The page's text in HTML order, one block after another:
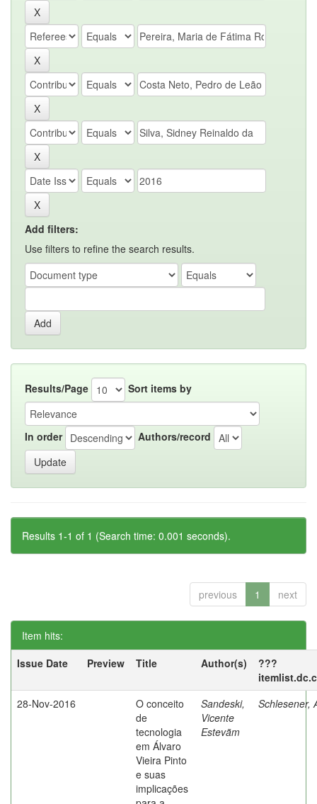
Add filters:
Use filters to refine the search results.
Results/Page Sort items by
In order Authors/record
Results 1-1 of 1 (Search time: 0.001 seconds).
previous 1 next
Item hits:
Issue Date
Preview Title Author(s)
???
28-Nov-2016
O conceito
de
tecnologia
em Álvaro
Vieira Pinto
e suas
implicações
Sandeski,
Vicente
Estevãm
Schlesener,